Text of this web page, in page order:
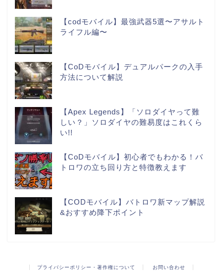
【codモバイル】最強武器5選〜アサルト
ライフル編〜
【CoDモバイル】デュアルパークの入手
方法について解説
【Apex Legends】「ソロダイヤって難
しい？」ソロダイヤの難易度はこれくら
い!!
【CoDモバイル】初心者でもわかる！バ
トロワの立ち回り方と特徴教えます
【CODモバイル】バトロワ新マップ解説
&おすすめ降下ポイント
プライバシーポリシー・著作権について お問い合わせ